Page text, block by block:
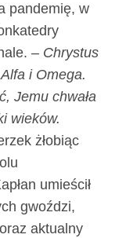
pandemię, w
– Chrystus
i Omega.
Jemu chwała
wieków.
żłobiąc
umieścił
gwoździ,
aktualny